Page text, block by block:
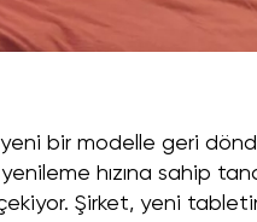
yeni bir modelle geri
hızına sahip
Şirket, yeni